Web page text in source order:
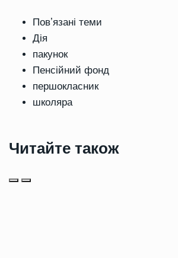
Повʼязані теми
Дія
пакунок
Пенсійний фонд
першокласник
школяра
Читайте також